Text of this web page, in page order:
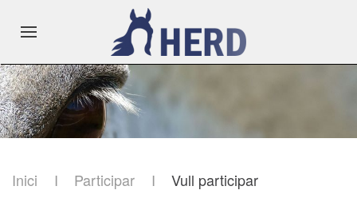
Inici Participar Vull participar